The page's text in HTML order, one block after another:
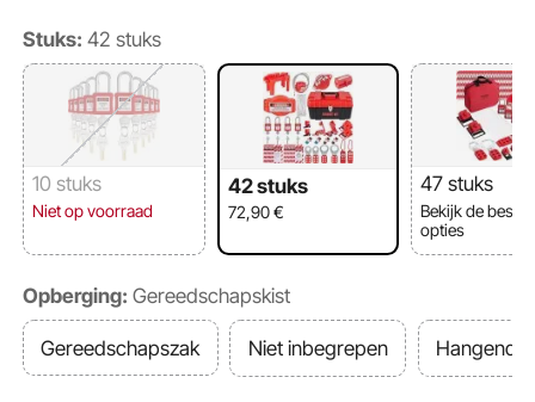
Stuks: 42 stuks
10 stuks
Niet op voorraad
42 stuks
72,90€
47 stuks
Bekijk de
opties
Opberging: Gereedschapskist
Gereedschapszak Niet inbegrepen Hangend